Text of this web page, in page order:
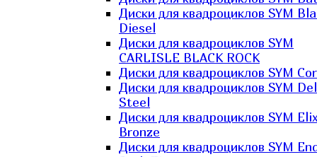
Диски для квадроциклов SYM
Diesel
Диски для квадроциклов SYM
CARLISLE BLACK ROCK
Диски для квадроциклов SYM
Диски для квадроциклов SYM
Steel
Диски для квадроциклов SYM
Bronze
Диски для квадроциклов SYM